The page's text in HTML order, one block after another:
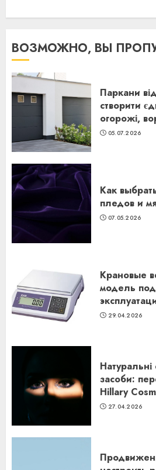
ВОЗМОЖНО, ВЫ
Паркани
створити
огорожі,
05.07.2026
Как
пледов и
07.05.2026
Крановые
модель под
29.04.2026
Натуральні
засоби:
Hillary
27.04.2026